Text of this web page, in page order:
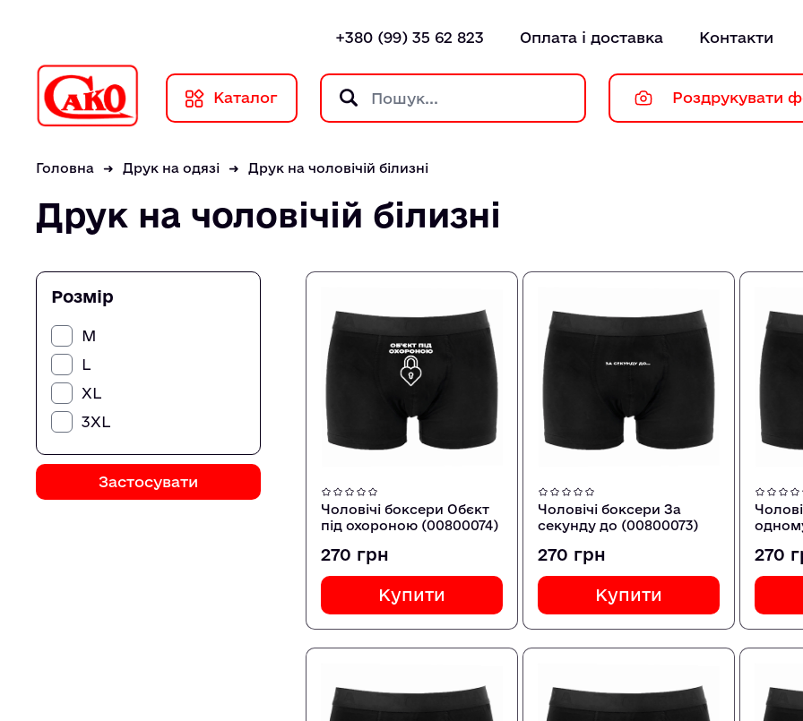
+380 (99) 35 62 823 Оплата і доставка Контакти
Каталог Роздрукувати
Головна Друк на одязі Друк на чоловічій білизні
Друк на чоловічій білизні
Розмір
M
L
XL
3XL
Застосувати
Чоловічі боксери Обєкт
під охороною (00800074)
270 грн
Купити
Чоловічі боксери За
секунду до (00800073)
270 грн
Купити
270